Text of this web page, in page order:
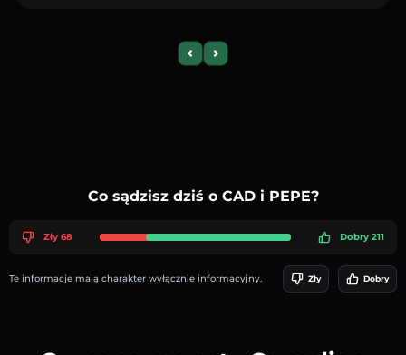
Previous slide
Next slide
Co sądzisz dziś o CAD i PEPE?
Zły 68 Dobry 211
Te informacje mają charakter wyłącznie informacyjny. Zły Dobry